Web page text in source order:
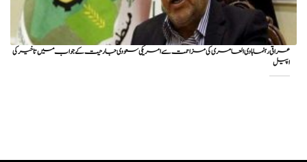
عراقی رہنما ہادی العامری کی مزاحمت سے امریکی سعودی جارحیت کے جواب میں تاخیر کی
اپیل